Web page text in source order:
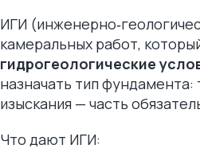
ИГИ
камеральных работ,
гидрогеологические
назначать тип
изыскания — часть
Что дают ИГИ: